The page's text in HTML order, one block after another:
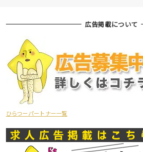
広告掲載について
ひらつーパートナー一覧